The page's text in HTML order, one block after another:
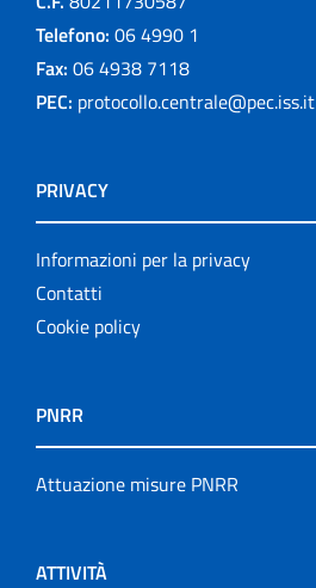
Telefono: 06 4990 1
Fax: 06 4938 7118
PEC: protocollo.centrale@pec.iss.it
PRIVACY
Informazioni per la privacy
Contatti
Cookie policy
PNRR
Attuazione misure PNRR
ATTIVITÀ